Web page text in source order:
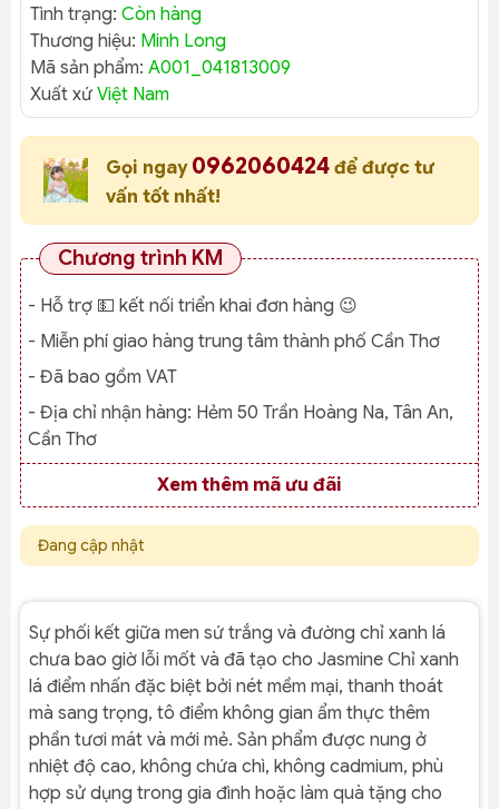
Tình trạng: Còn hàng
Thương hiệu: Minh Long
Mã sản phẩm: A001_041813009
Xuất xứ Việt Nam
Gọi ngay 0962060424 để được tư
vấn tốt nhất!
Chương trình KM
- Hỗ trợ 💵 kết nối triển khai đơn hàng 😉
- Miễn phí giao hàng trung tâm thành phố Cần Thơ
- Đã bao gồm VAT
- Địa chỉ nhận hàng: Hẻm 50 Trần Hoàng Na, Tân An,
Cần Thơ
Xem thêm mã ưu đãi
Đang cập nhật
Sự phối kết giữa men sứ trắng và đường chỉ xanh lá
chưa bao giờ lỗi mốt và đã tạo cho Jasmine Chỉ xanh
lá điểm nhấn đặc biệt bởi nét mềm mại, thanh thoát
mà sang trọng, tô điểm không gian ẩm thực thêm
phần tươi mát và mới mẻ. Sản phẩm được nung ở
nhiệt độ cao, không chứa chì, không cadmium, phù
hợp sử dụng trong gia đình hoặc làm quà tặng cho